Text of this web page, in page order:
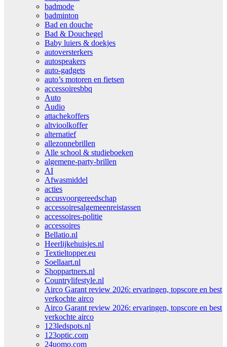
badmode
badminton
Bad en douche
Bad & Douchegel
Baby luiers & doekjes
autoversterkers
autospeakers
auto-gadgets
auto’s motoren en fietsen
accessoiresbbq
Auto
Audio
attachekoffers
altvioolkoffer
alternatief
allezonnebrillen
Alle school & studieboeken
algemene-party-brillen
AI
Afwasmiddel
acties
accusvoorgereedschap
accessoiresalgemeenreistassen
accessoires-politie
accessoires
Bellatio.nl
Heerlijkehuisjes.nl
Textieltopper.eu
Soellaart.nl
Shoppartners.nl
Countrylifestyle.nl
Airco Garant review 2026: ervaringen, topscore en best
verkochte airco
Airco Garant review 2026: ervaringen, topscore en best
verkochte airco
123ledspots.nl
123optic.com
24uomo.com